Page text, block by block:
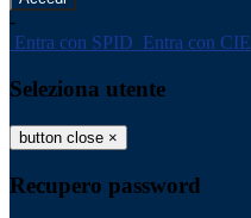
-
Entra con SPID Entra con CIE
Seleziona utente
button close ×
Recupero password